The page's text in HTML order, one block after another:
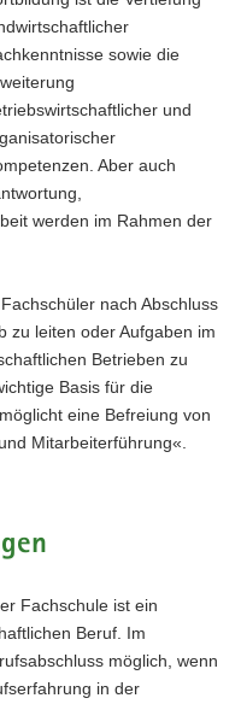
sowie die
und
Aber auch
werden im Rahmen der
nach Abschluss
zu leiten oder Aufgaben im
Betrieben zu
Basis für die
eine Befreiung von
Mitarbeiterführung«.
Fachschule ist ein
Beruf. Im
möglich, wenn
in der